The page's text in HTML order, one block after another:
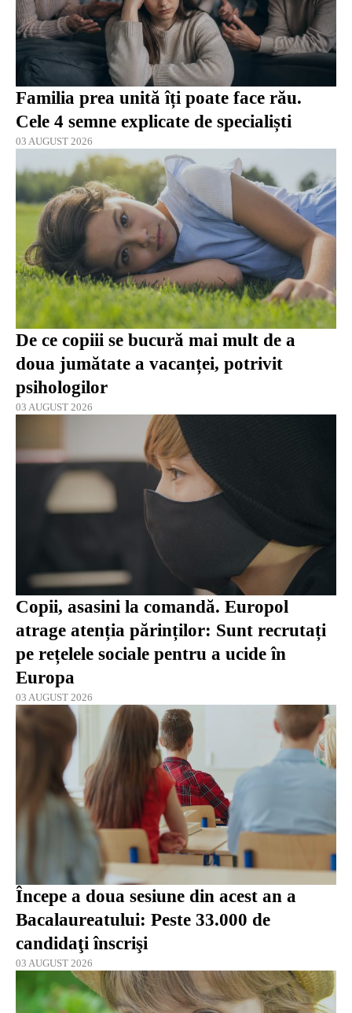
Familia prea unită îți poate face rău.
Cele 4 semne explicate de specialiști
03 AUGUST 2026
De ce copiii se bucură mai mult de a
doua jumătate a vacanței, potrivit
psihologilor
03 AUGUST 2026
Copii, asasini la comandă. Europol
atrage atenția părinților: Sunt recrutați
pe rețelele sociale pentru a ucide în
Europa
03 AUGUST 2026
Începe a doua sesiune din acest an a
Bacalaureatului: Peste 33.000 de
candidaţi înscrişi
03 AUGUST 2026